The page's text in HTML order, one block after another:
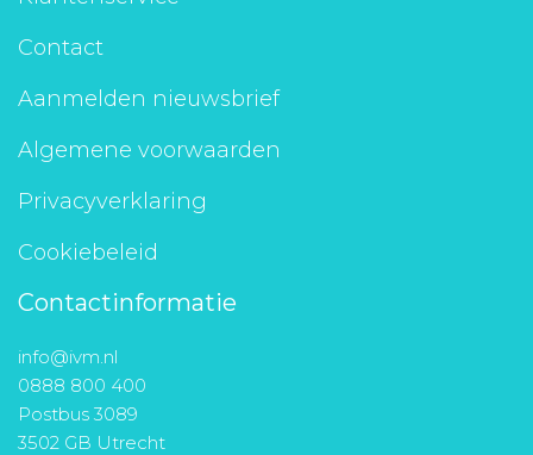
Contact
Aanmelden nieuwsbrief
Algemene voorwaarden
Privacyverklaring
Cookiebeleid
Contactinformatie
info@ivm.nl
0888 800 400
Postbus 3089
3502 GB Utrecht